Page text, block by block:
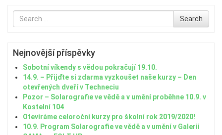
Search
for
Search
Nejnovější příspěvky
Sobotní víkendy s vědou pokračují 19.10.
14.9. – Přijďte si zdarma vyzkoušet naše kurzy – Den
otevřených dveří v Techneciu
Pozor – Solarografie ve vědě a v umění proběhne 10.9. v
Kostelní 104
Otevíráme celoroční kurzy pro školní rok 2019/2020!
10.9. Program Solarografie ve vědě a v umění v Galerii